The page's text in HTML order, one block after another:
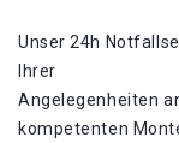
Unser 24h
Ihrer
Angelegenheiten
kompetenten